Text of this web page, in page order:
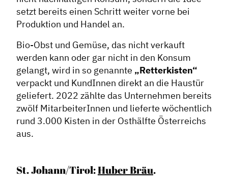
setzt bereits einen Schritt weiter vorne bei
Produktion und Handel an.
Bio-Obst und Gemüse, das nicht verkauft
werden kann oder gar nicht in den Konsum
gelangt, wird in so genannte „Retterkisten“
verpackt und KundInnen direkt an die Haustür
geliefert. 2022 zählte das Unternehmen bereits
zwölf MitarbeiterInnen und lieferte wöchentlich
rund 3.000 Kisten in der Osthälfte Österreichs
aus.
St. Johann/Tirol:Huber Bräu.